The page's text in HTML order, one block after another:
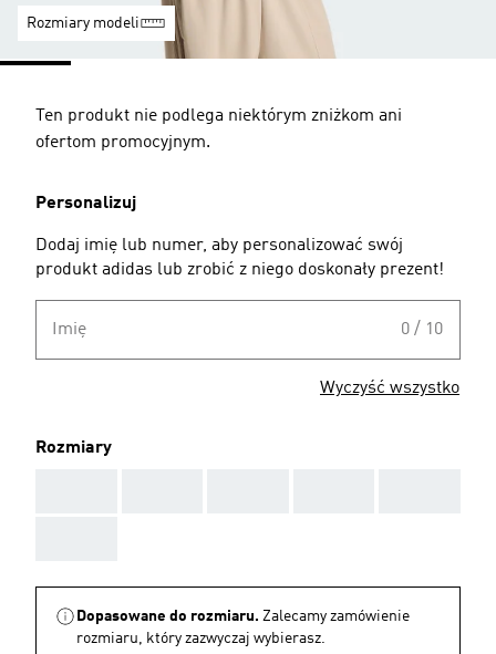
Rozmiary modeli
Ten produkt nie podlega niektórym zniżkom ani
ofertom promocyjnym.
Personalizuj
Dodaj imię lub numer, aby personalizować swój
produkt adidas lub zrobić z niego doskonały prezent!
Imię 0 / 10
Wyczyść wszystko
Rozmiary
Dopasowane do rozmiaru. Zalecamy zamówienie
rozmiaru, który zazwyczaj wybierasz.